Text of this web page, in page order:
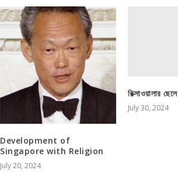
Development of
Singapore with Religion
July 20, 2024
রিক্সাওয়ালার ছেলে
July 30, 2024